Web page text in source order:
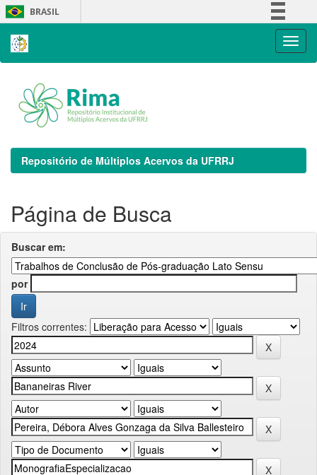
Skip
navigation
BRASIL
Repositório de Múltiplos Acervos da UFRRJ
Página de Busca
Buscar em:
por
Filtros correntes: